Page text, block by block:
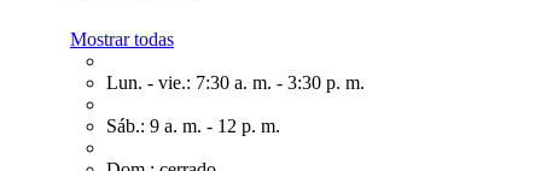
Mostrar todas
Lun. - vie.: 7:30 a. m. - 3:30 p. m.
Sáb.: 9 a. m. - 12 p. m.